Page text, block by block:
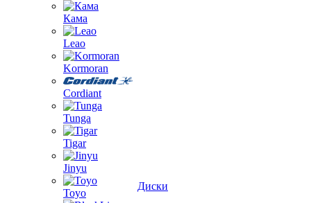
Кама
Leao
Kormoran
Cordiant
Tunga
Tigar
Jinyu
Toyo
Диски